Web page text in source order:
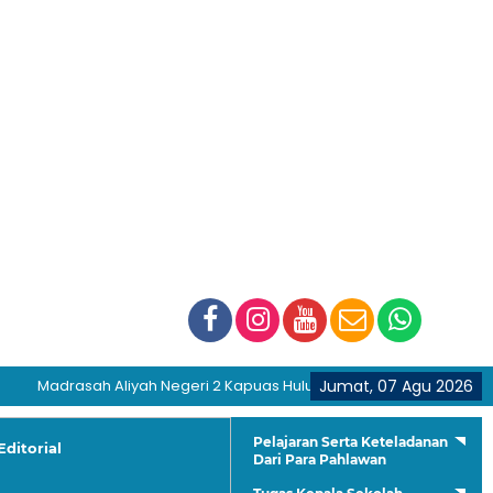
Jumat, 07 Agu 2026
Aliyah Negeri 2 Kapuas Hulu "Membentuk Generasi Hijrah
Pelajaran Serta Keteladanan
Dari Para Pahlawan